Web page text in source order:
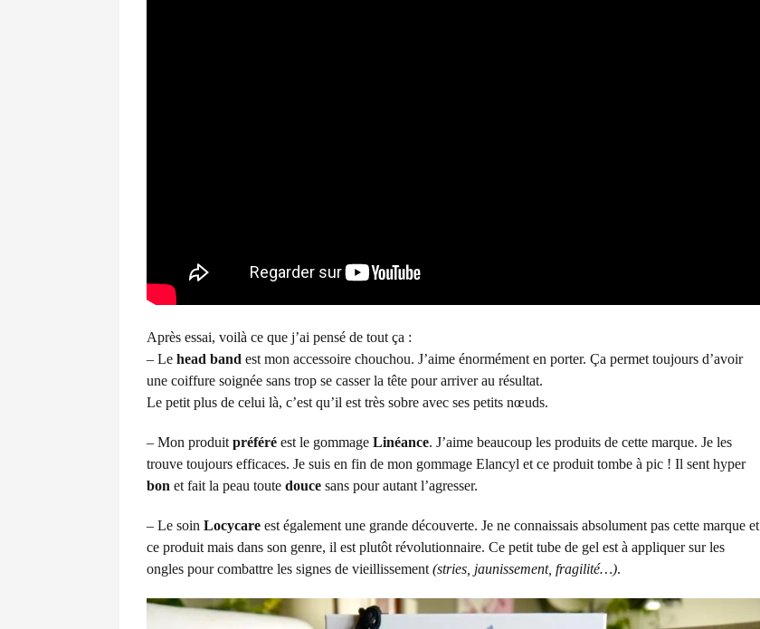
Après essai, voilà ce que j’ai pensé de tout ça :
– Le head band est mon accessoire chouchou. J’aime énormément en porter. Ça permet toujours d’avoir
une coiffure soignée sans trop se casser la tête pour arriver au résultat.
Le petit plus de celui là, c’est qu’il est très sobre avec ses petits nœuds.
– Mon produit préféré est le gommage Linéance. J’aime beaucoup les produits de cette marque. Je les
trouve toujours efficaces. Je suis en fin de mon gommage Elancyl et ce produit tombe à pic ! Il sent hyper
bon et fait la peau toute douce sans pour autant l’agresser.
– Le soin Locycare est également une grande découverte. Je ne connaissais absolument pas cette marque et
ce produit mais dans son genre, il est plutôt révolutionnaire. Ce petit tube de gel est à appliquer sur les
ongles pour combattre les signes de vieillissement (stries, jaunissement, fragilité…).